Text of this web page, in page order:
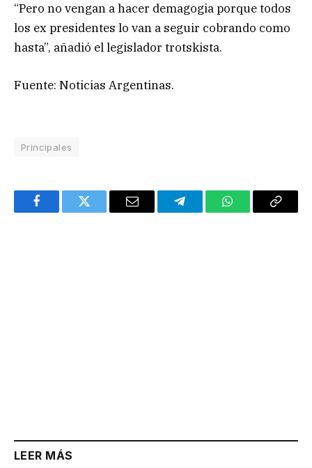
“Pero no vengan a hacer demagogia porque todos
los ex presidentes lo van a seguir cobrando como
hasta”, añadió el legislador trotskista.
Fuente: Noticias Argentinas.
Principales
FacebookTwitter Email TelegramWhatsAppCopy
LEER MÁS